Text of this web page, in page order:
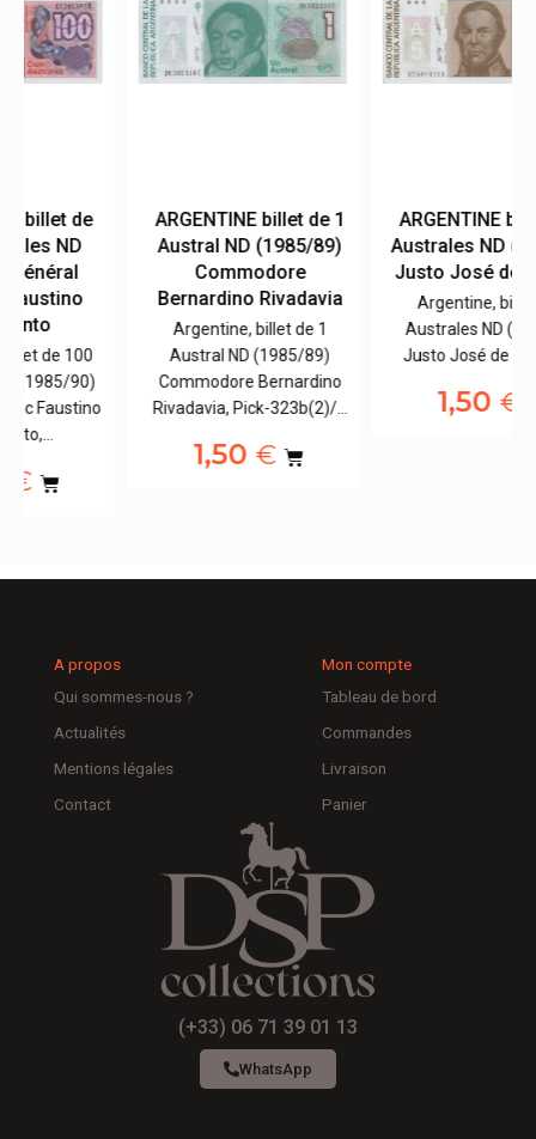
ARGENTINE billet de 1
Austral ND (1985/89)
Commodore
Bernardino Rivadavia
Argentine, billet de 1
Austral ND (1985/89)
Commodore Bernardino
Rivadavia, Pick-323b(2)/…
ARGENTINE billet de 5
Australes ND (1985/89)
Justo José de Urquiza
Argentine, billet de 5
Australes ND (1985/89)
Justo José de Urquiza,…
A propos
Qui sommes-nous ?
Actualités
Mentions légales
Contact
Mon compte
Tableau de bord
Commandes
Livraison
Panier
(+33) 06 71 39 01 13
WhatsApp